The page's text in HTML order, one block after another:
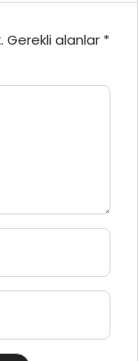
Gerekli alanlar *